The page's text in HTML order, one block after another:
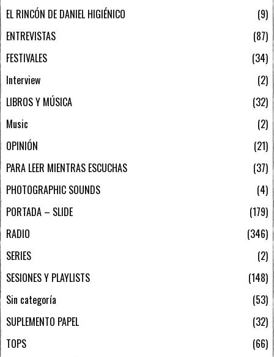
EL RINCÓN DE DANIEL HIGIÉNICO
9
ENTREVISTAS
87
FESTIVALES
34
Interview
2
LIBROS Y MÚSICA
32
Music
2
OPINIÓN
21
PARA LEER MIENTRAS ESCUCHAS
37
PHOTOGRAPHIC SOUNDS
4
PORTADA – SLIDE
179
RADIO
346
SERIES
2
SESIONES Y PLAYLISTS
148
Sin categoría
53
SUPLEMENTO PAPEL
32
TOPS
66